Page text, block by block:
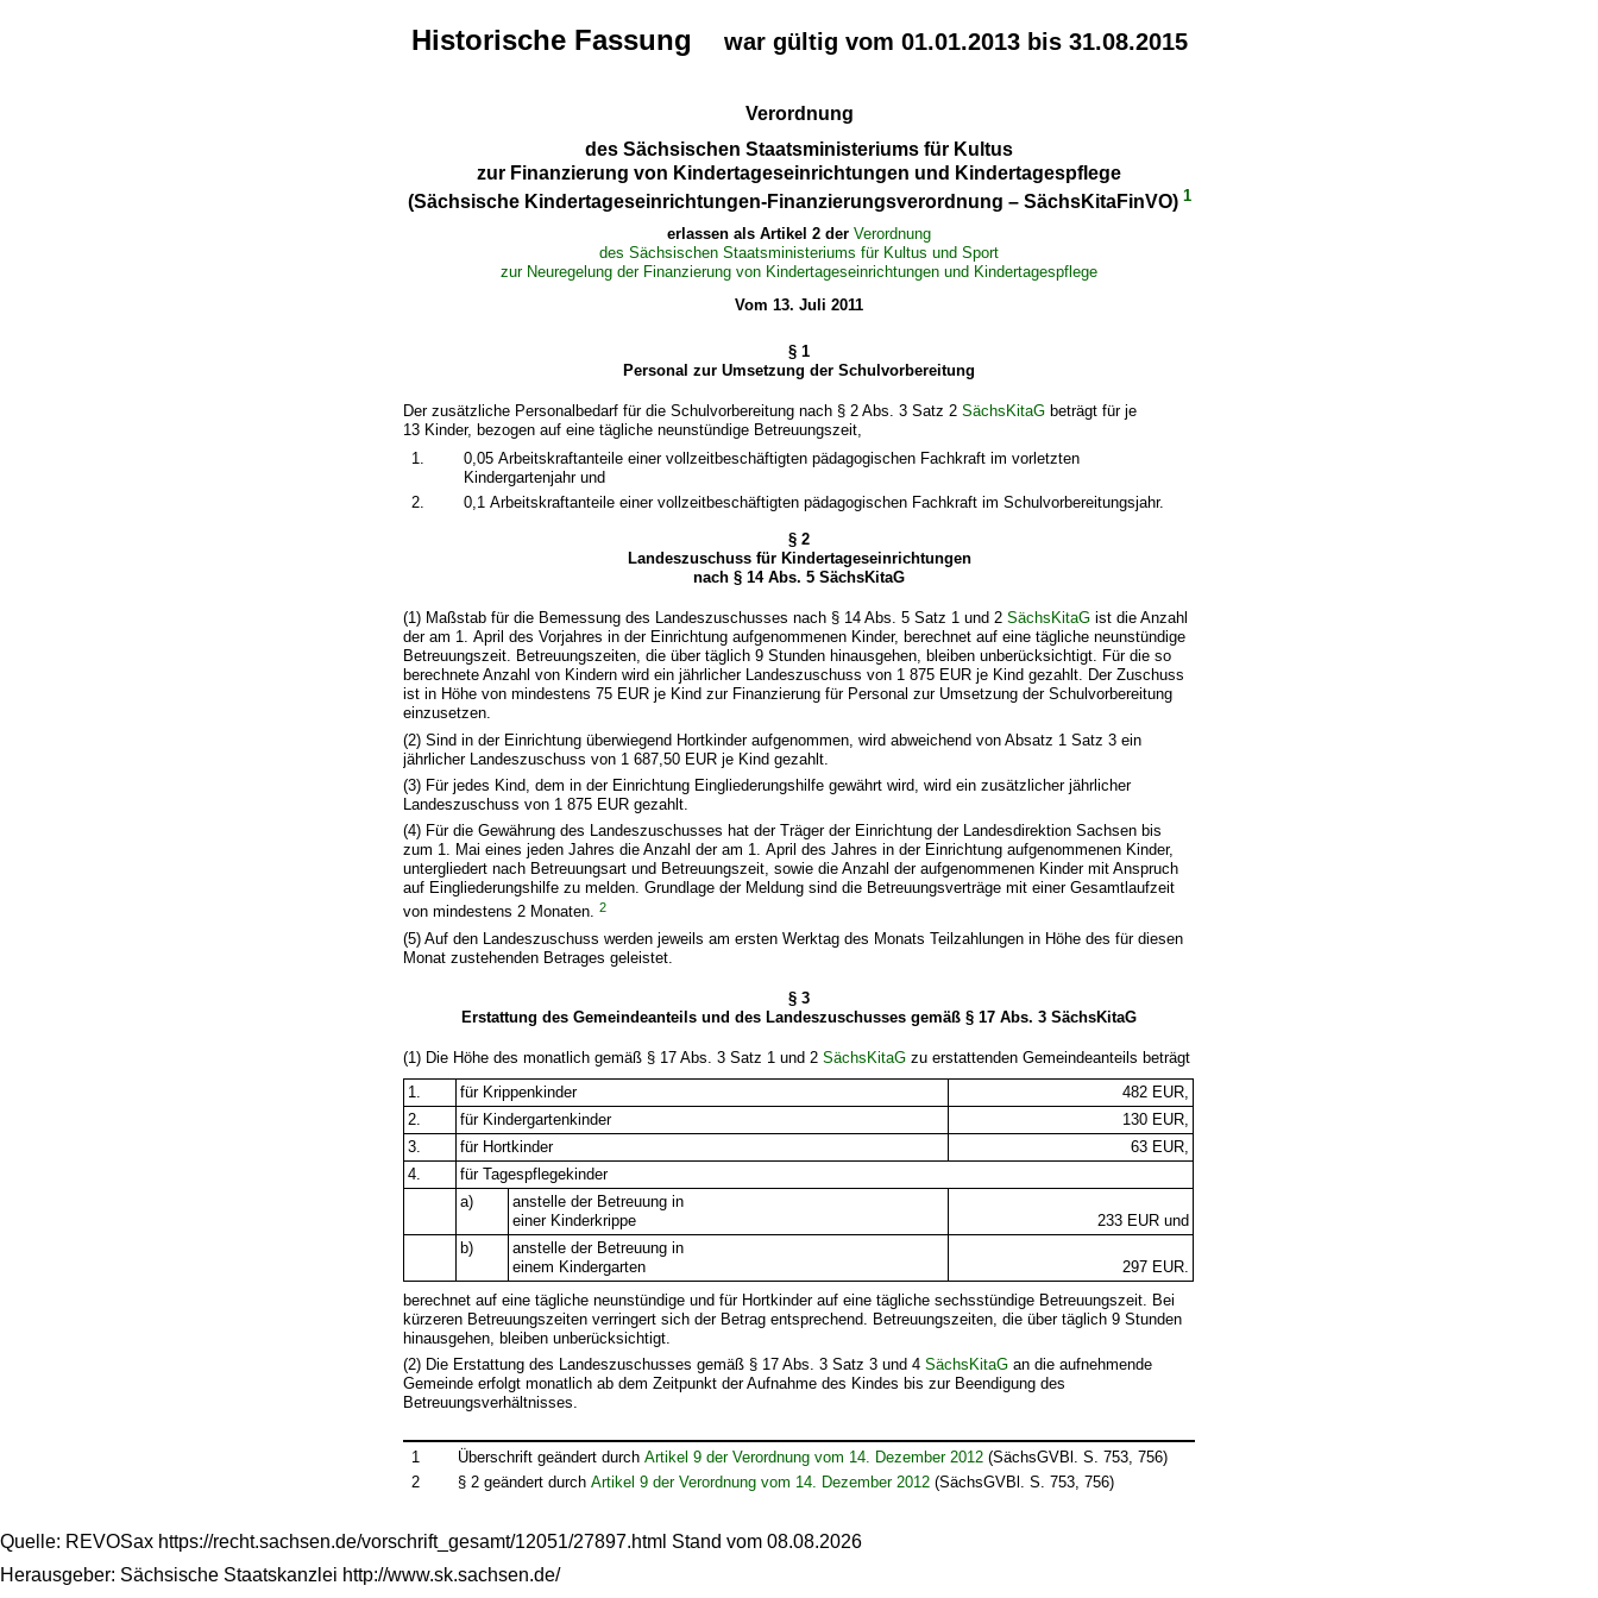
Historische Fassung war gültig vom 01.01.2013 bis 31.08.2015
Verordnung
des Sächsischen Staatsministeriums für Kultus
zur Finanzierung von Kindertageseinrichtungen und Kindertagespflege
(Sächsische Kindertageseinrichtungen-Finanzierungsverordnung – SächsKitaFinVO) 1
erlassen als Artikel 2 der Verordnung
des Sächsischen Staatsministeriums für Kultus und Sport
zur Neuregelung der Finanzierung von Kindertageseinrichtungen und Kindertagespflege
Vom 13. Juli 2011
§ 1
Personal zur Umsetzung der Schulvorbereitung
Der zusätzliche Personalbedarf für die Schulvorbereitung nach § 2 Abs. 3 Satz 2SächsKitaG beträgt für je
13 Kinder, bezogen auf eine tägliche neunstündige Betreuungszeit,
1.
0,05 Arbeitskraftanteile einer vollzeitbeschäftigten pädagogischen Fachkraft im vorletzten
Kindergartenjahr und
2.
0,1 Arbeitskraftanteile einer vollzeitbeschäftigten pädagogischen Fachkraft im Schulvorbereitungsjahr.
§ 2
Landeszuschuss für Kindertageseinrichtungen
nach § 14 Abs. 5 SächsKitaG
(1) Maßstab für die Bemessung des Landeszuschusses nach § 14 Abs. 5 Satz 1 und 2SächsKitaG ist die Anzahl
der am 1. April des Vorjahres in der Einrichtung aufgenommenen Kinder, berechnet auf eine tägliche neunstündige
Betreuungszeit. Betreuungszeiten, die über täglich 9 Stunden hinausgehen, bleiben unberücksichtigt. Für die so
berechnete Anzahl von Kindern wird ein jährlicher Landeszuschuss von 1 875 EUR je Kind gezahlt. Der Zuschuss
ist in Höhe von mindestens 75 EUR je Kind zur Finanzierung für Personal zur Umsetzung der Schulvorbereitung
einzusetzen.
(2) Sind in der Einrichtung überwiegend Hortkinder aufgenommen, wird abweichend von Absatz 1 Satz 3 ein
jährlicher Landeszuschuss von 1 687,50 EUR je Kind gezahlt.
(3) Für jedes Kind, dem in der Einrichtung Eingliederungshilfe gewährt wird, wird ein zusätzlicher jährlicher
Landeszuschuss von 1 875 EUR gezahlt.
(4) Für die Gewährung des Landeszuschusses hat der Träger der Einrichtung der Landesdirektion Sachsen bis
zum 1. Mai eines jeden Jahres die Anzahl der am 1. April des Jahres in der Einrichtung aufgenommenen Kinder,
untergliedert nach Betreuungsart und Betreuungszeit, sowie die Anzahl der aufgenommenen Kinder mit Anspruch
auf Eingliederungshilfe zu melden. Grundlage der Meldung sind die Betreuungsverträge mit einer Gesamtlaufzeit
von mindestens 2 Monaten.2
(5) Auf den Landeszuschuss werden jeweils am ersten Werktag des Monats Teilzahlungen in Höhe des für diesen
Monat zustehenden Betrages geleistet.
§ 3
Erstattung des Gemeindeanteils und des Landeszuschusses gemäß § 17 Abs. 3 SächsKitaG
(1) Die Höhe des monatlich gemäß § 17 Abs. 3 Satz 1 und 2SächsKitaG zu erstattenden Gemeindeanteils beträgt
1.
für Krippenkinder
482 EUR,
2.
für Kindergartenkinder
130 EUR,
3.
für Hortkinder
63 EUR,
4.
für Tagespflegekinder
a)
anstelle der Betreuung in
einer Kinderkrippe
233 EUR und
b)
anstelle der Betreuung in
einem Kindergarten
297 EUR.
berechnet auf eine tägliche neunstündige und für Hortkinder auf eine tägliche sechsstündige Betreuungszeit. Bei
kürzeren Betreuungszeiten verringert sich der Betrag entsprechend. Betreuungszeiten, die über täglich 9 Stunden
hinausgehen, bleiben unberücksichtigt.
(2) Die Erstattung des Landeszuschusses gemäß § 17 Abs. 3 Satz 3 und 4SächsKitaG an die aufnehmende
Gemeinde erfolgt monatlich ab dem Zeitpunkt der Aufnahme des Kindes bis zur Beendigung des
Betreuungsverhältnisses.
1 Überschrift geändert durchArtikel 9 der Verordnung vom 14. Dezember 2012 (SächsGVBl. S. 753, 756)
2
§ 2 geändert durchArtikel 9 der Verordnung vom 14. Dezember 2012 (SächsGVBl. S. 753, 756)
Quelle: REVOSax https://recht.sachsen.de/vorschrift_gesamt/12051/27897.html Stand vom 08.08.2026
Herausgeber: Sächsische Staatskanzlei http://www.sk.sachsen.de/